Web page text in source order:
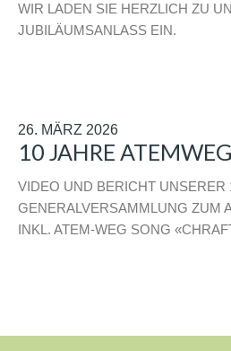
WIR LADEN SIE HERZLICH ZU
JUBILÄUMSANLASS EIN.
26. MÄRZ 2026
10 JAHRE ATEMWEG
VIDEO UND BERICHT UNSERER
GENERALVERSAMMLUNG ZUM
INKL. ATEM-WEG SONG